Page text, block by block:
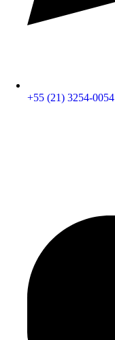
+55 (21) 3254-0054